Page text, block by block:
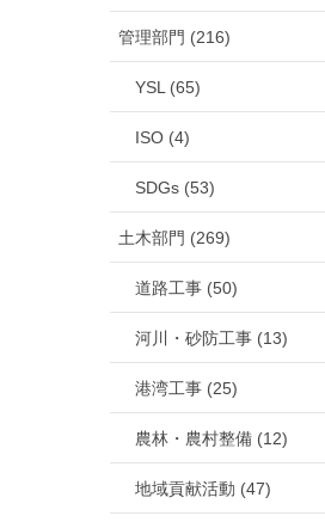
管理部門 (216)
YSL (65)
ISO (4)
SDGs (53)
土木部門 (269)
道路工事 (50)
河川・砂防工事 (13)
港湾工事 (25)
農林・農村整備 (12)
地域貢献活動 (47)